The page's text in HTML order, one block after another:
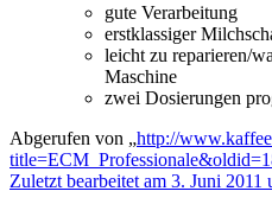
gute Verarbeitung
erstklassiger
leicht zu reparieren/
Maschine
zwei Dosierungen
Abgerufen von „http://
Zuletzt bearbeitet am 3. Juni 2011